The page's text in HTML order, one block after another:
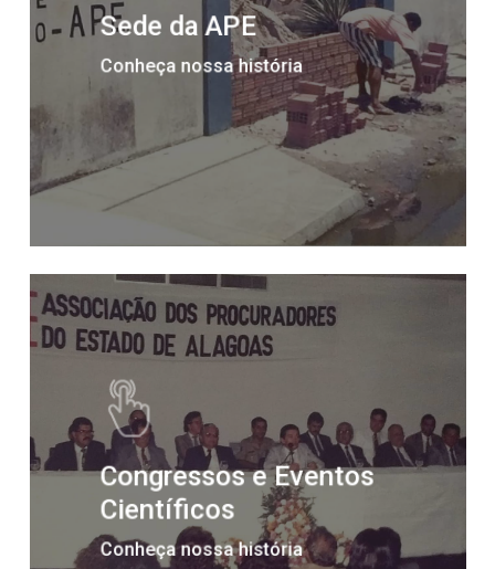
Sede da APE
Conheça nossa história
Congressos e Eventos
Científicos
Conheça nossa história